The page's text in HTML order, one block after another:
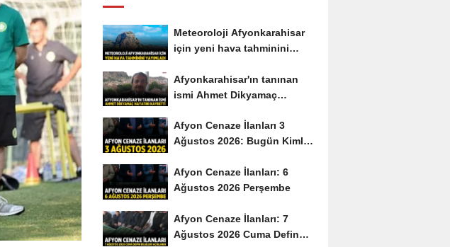
Meteoroloji Afyonkarahisar
için yeni hava tahminini
Afyonkarahisar'ın tanınan
ismi Ahmet Dikyamaç
Afyon Cenaze İlanları 3
Ağustos 2026: Bugün Kimler
Afyon Cenaze İlanları: 6
Ağustos 2026 Perşembe
Afyon Cenaze İlanları: 7
Ağustos 2026 Cuma Defin